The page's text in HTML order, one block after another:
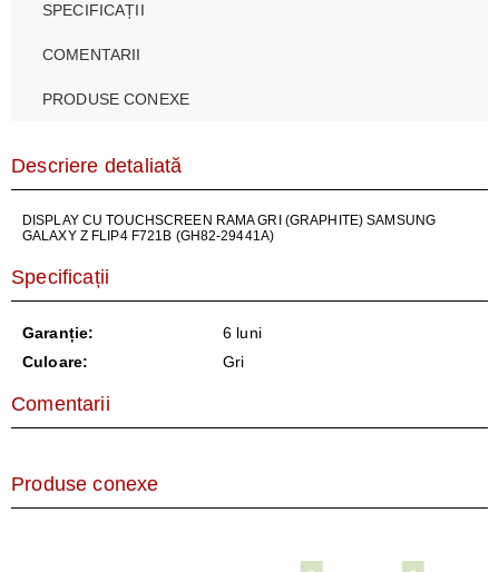
SPECIFICAȚII
COMENTARII
PRODUSE CONEXE
Descriere detaliată
DISPLAY CU TOUCHSCREEN RAMA GRI (GRAPHITE) SAMSUNG
GALAXY Z FLIP4 F721B (GH82-29441A)
Specificații
Garanție:
6 luni
Culoare:
Gri
Comentarii
Produse conexe